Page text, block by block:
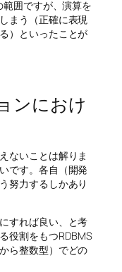
囲ですが、演算を
まう（正確に表現
）といったことが
ンにおけ
ないことは解りま
です。各自（開発
努力するしかあり
すれば良い、と考
役割をもつRDBMS
ら整数型）でどの